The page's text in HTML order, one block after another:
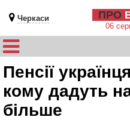
Черкаси ПРО
06
Пенсії
кому дадуть
більше